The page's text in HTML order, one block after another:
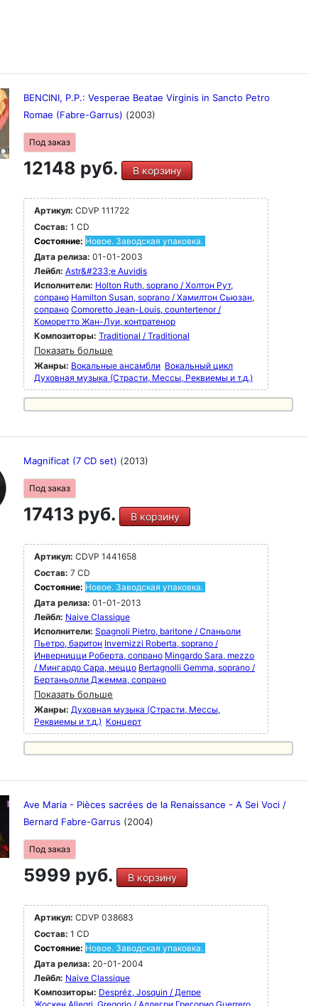
BENCINI, P.P.: Vesperae Beatae Virginis in Sancto Petro
Romae (Fabre-Garrus) (2003)
Под заказ
12148 руб. В корзину
Артикул: CDVP 111722
Состав: 1 CD
Состояние: Новое. Заводская упаковка.
Дата релиза: 01-01-2003
Лейбл: Astr&#233;e Auvidis
Исполнители: Holton Ruth, soprano / Холтон Рут,
сопрано Hamilton Susan, soprano / Хамилтон Сьюзан,
сопрано Comoretto Jean-Louis, countertenor /
Коморетто Жан-Луи, контратенор
Композиторы: Traditional / Traditional
Показать больше
Жанры: Вокальные ансамбли Вокальный цикл
Духовная музыка (Страсти, Мессы, Реквиемы и т.д.)
Magnificat (7 CD set) (2013)
Под заказ
17413 руб. В корзину
Артикул: CDVP 1441658
Состав: 7 CD
Состояние: Новое. Заводская упаковка.
Дата релиза: 01-01-2013
Лейбл: Naive Classique
Исполнители: Spagnoli Pietro, baritone / Спаньоли
Пьетро, баритон Invernizzi Roberta, soprano /
Инверницци Роберта, сопрано Mingardo Sara, mezzo
/ Мингардо Сара, меццо Bertagnolli Gemma, soprano /
Бертаньолли Джемма, сопрано
Показать больше
Жанры: Духовная музыка (Страсти, Мессы,
Реквиемы и т.д.) Концерт
Ave Maria - Pièces sacrées de la Renaissance - A Sei Voci /
Bernard Fabre-Garrus (2004)
Под заказ
5999 руб. В корзину
Артикул: CDVP 038683
Состав: 1 CD
Состояние: Новое. Заводская упаковка.
Дата релиза: 20-01-2004
Лейбл: Naive Classique
Композиторы: Despréz, Josquin / Депре